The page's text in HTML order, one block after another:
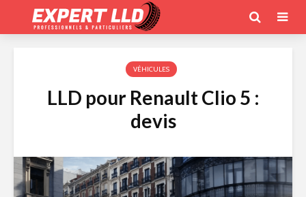
VÉHICULES
LLD pour Renault Clio 5 :
devis